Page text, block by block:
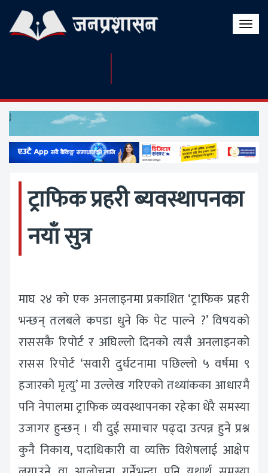
Toggle
ट्राफिक प्रहरी ब्यवस्थापनका
नयाँ सुत्र
माघ २४ को एक अनलाइनमा प्रकाशित ‘ट्राफिक प्रहरी
भन्छन् तलबले कपडा धुने कि पेट पाल्ने ?’ विषयको
राससकै रिपोर्ट र अघिल्लो दिनको त्यसै अनलाइनको
रासस रिपोर्ट ‘सवारी दुर्घटनामा पछिल्लो ५ वर्षमा ९
हजारको मृत्यु’ मा उल्लेख गरिएको तथ्यांकका आधारमै
पनि नेपालमा ट्राफिक व्यवस्थापनका रहेका धेरै समस्या
उजागर हुन्छन् । यी दुई समाचार पढ्दा उत्पन्न हुने प्रश्न
कुनै निकाय, पदाधिकारी वा व्यक्ति विशेषलाई आक्षेप